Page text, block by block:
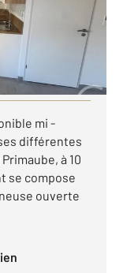
mi -
différentes
à 10
se compose
ouverte